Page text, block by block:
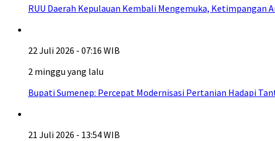
RUU Daerah Kepulauan Kembali Mengemuka, Ketimpangan
22 Juli 2026 - 07:16 WIB
2 minggu yang lalu
Bupati Sumenep: Percepat Modernisasi Pertanian Hadapi
21 Juli 2026 - 13:54 WIB